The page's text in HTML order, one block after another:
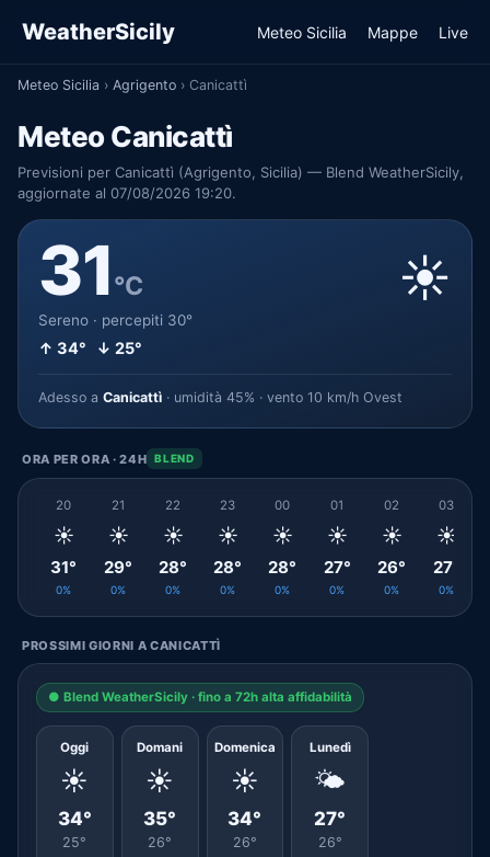
WeatherSicily Meteo Sicilia Mappe Live
Meteo Sicilia › Agrigento › Canicattì
Meteo Canicattì
Previsioni per Canicattì (Agrigento, Sicilia) — Blend WeatherSicily,
aggiornate al 07/08/2026 19:20.
31°C
Sereno · percepiti 30°
↑ 34° ↓ 25°
☀️
Adesso a Canicattì · umidità 45% · vento 10 km/h Ovest
ORA PER ORA · 24H BLEND
20
☀️
31°
0%
21
☀️
29°
0%
22
☀️
28°
0%
23
☀️
28°
0%
00
☀️
28°
0%
01
☀️
27°
0%
02
☀️
26°
0%
03
☀️
27°
0%
PROSSIMI GIORNI A CANICATTÌ
● Blend WeatherSicily · fino a 72h alta affidabilità
Oggi
☀️
34°
25°
Domani
☀️
35°
26°
Domenica
☀️
34°
26°
Lunedì
🌤️
27°
26°